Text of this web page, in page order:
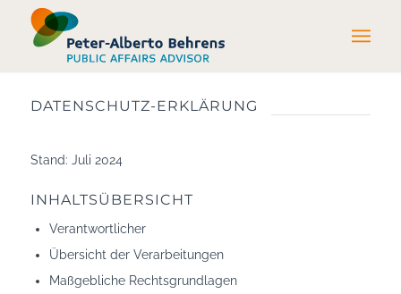
DATENSCHUTZ-ERKLÄRUNG
Stand: Juli 2024
INHALTSÜBERSICHT
Verantwortlicher
Übersicht der Verarbeitungen
Maßgebliche Rechtsgrundlagen